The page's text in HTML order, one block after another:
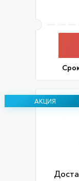
АКЦИЯ